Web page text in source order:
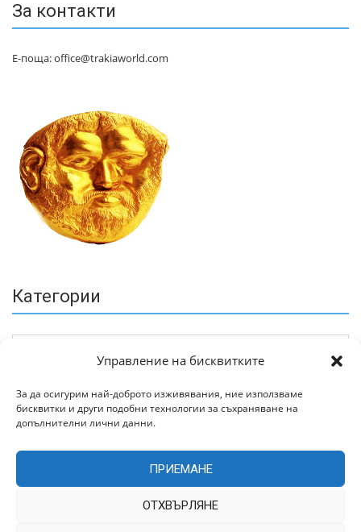
Управление на бисквитките
За да осигурим най-доброто изживявания, ние използваме
бисквитки и други подобни технологии за съхраняване на
допълнителни лични данни.
ПРИЕМАНЕ
ОТХВЪРЛЯНЕ
За контакти
Е-поща: office@trakiaworld.com
Категории
Архив